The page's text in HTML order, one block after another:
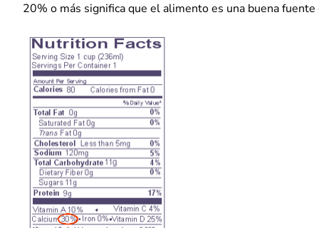
20% o más significa que el alimento es una buena